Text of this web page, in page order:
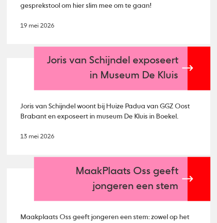
gesprekstool om hier slim mee om te gaan!
19 mei 2026
Joris van Schijndel exposeert
in Museum De Kluis
Joris van Schijndel woont bij Huize Padua van GGZ Oost
Brabant en exposeert in museum De Kluis in Boekel.
13 mei 2026
MaakPlaats Oss geeft
jongeren een stem
Maakplaats Oss geeft jongeren een stem: zowel op het